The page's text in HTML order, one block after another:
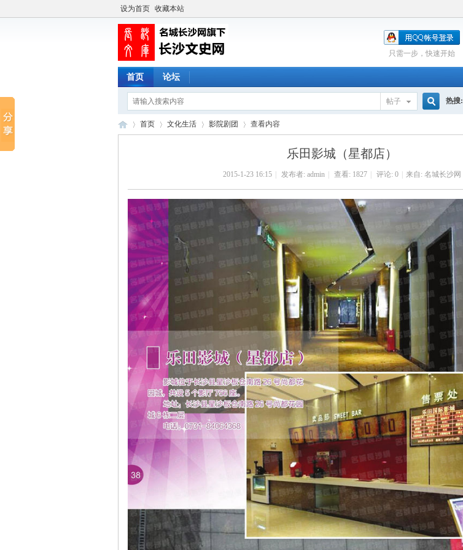
设为首页 收藏本站
只需一步，快速开始
首页 论坛
帖子
索
热搜:
首页 文化生活 影院剧团
›
查看内容
乐田影城（星都店）
2015-1-23 16:15 发布者: admin 查看: 1827 评论: 0 来自: 名城长沙网